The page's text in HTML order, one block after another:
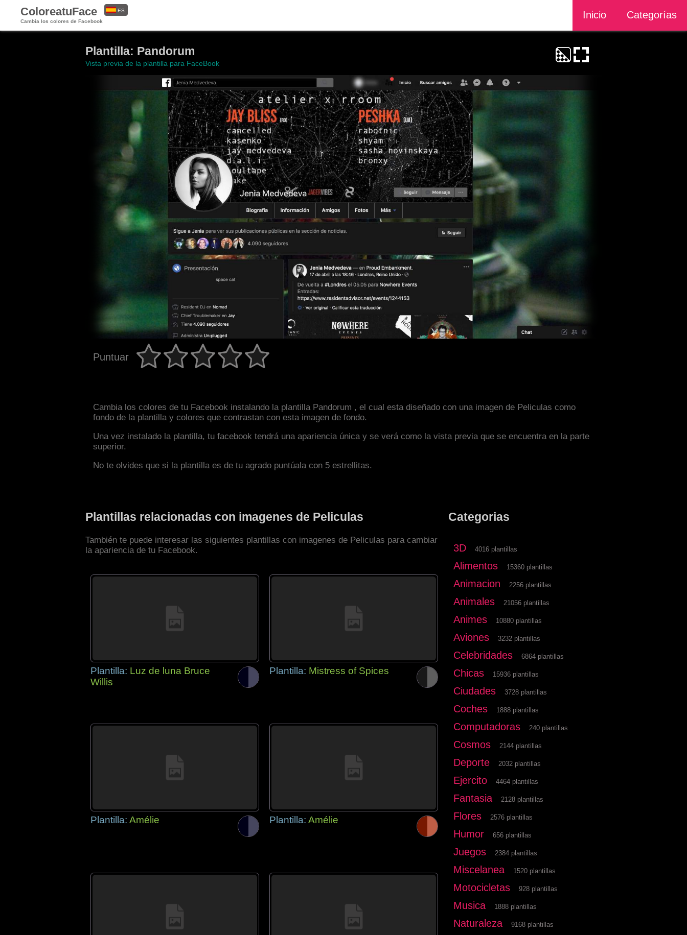
ColoreatuFace
Cambia los colores de Facebook
Inicio Categorías
ES
Plantilla: Pandorum
Vista previa de la plantilla para FaceBook
Puntuar
Cambia los colores de tu Facebook instalando la plantilla Pandorum , el cual esta diseñado con una imagen de Peliculas como
fondo de la plantilla y colores que contrastan con esta imagen de fondo.
Una vez instalado la plantilla, tu facebook tendrá una apariencia única y se verá como la vista previa que se encuentra en la parte
superior.
No te olvides que si la plantilla es de tu agrado puntúala con 5 estrellitas.
Plantillas relacionadas con imagenes de Peliculas
También te puede interesar las siguientes plantillas con imagenes de Peliculas para cambiar
la apariencia de tu Facebook.
Plantilla: Luz de luna Bruce
Willis
Plantilla: Mistress of Spices
Plantilla: Amélie Plantilla: Amélie
Categorias
3D 4016 plantillas
Alimentos 15360 plantillas
Animacion 2256 plantillas
Animales 21056 plantillas
Animes 10880 plantillas
Aviones 3232 plantillas
Celebridades 6864 plantillas
Chicas 15936 plantillas
Ciudades 3728 plantillas
Coches 1888 plantillas
Computadoras 240 plantillas
Cosmos 2144 plantillas
Deporte 2032 plantillas
Ejercito 4464 plantillas
Fantasia 2128 plantillas
Flores 2576 plantillas
Humor 656 plantillas
Juegos 2384 plantillas
Miscelanea 1520 plantillas
Motocicletas 928 plantillas
Musica 1888 plantillas
Naturaleza 9168 plantillas